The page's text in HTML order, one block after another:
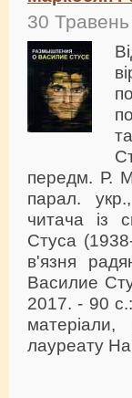
30
передм. Р.
парал.
читача із
Стуса
в'язня
Василие
2017. - 90
лауреату